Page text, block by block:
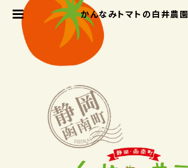
かんなみトマトの白井農園